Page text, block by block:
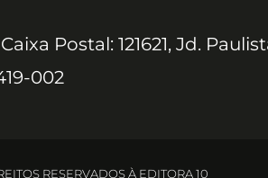
Postal: 121621, Jd.
002
RESERVADOS À EDITORA 10